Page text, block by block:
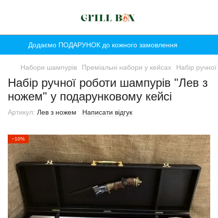
Додаємо ПОДАРУНОК до кожного замовлення
Набори шампурів Преміальні набори у кейсах Набір
Набір ручної роботи шампурів "Лев з
ножем" у подарунковому кейсі
Артикул: Лев з ножем Написати відгук
−10%